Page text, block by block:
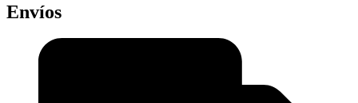
Envíos